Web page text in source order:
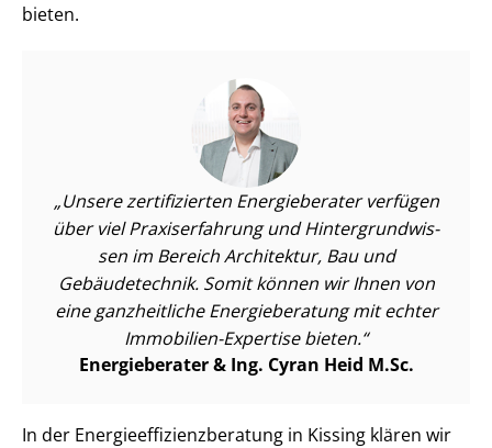
bieten.
Unsere zertifizierten Energieberater verfügen
über viel Praxiserfahrung und Hin­ter­grund­wis­
sen im Bereich Architektur, Bau und
Gebäudetechnik. Somit können wir Ihnen von
eine ganzheitliche Energieberatung mit echter
Immobilien-Expertise bieten.
Energieberater & Ing. Cyran Heid M.Sc.
In der En­er­gie­ef­fi­zi­enz­be­ra­tung in Kissing klären wir